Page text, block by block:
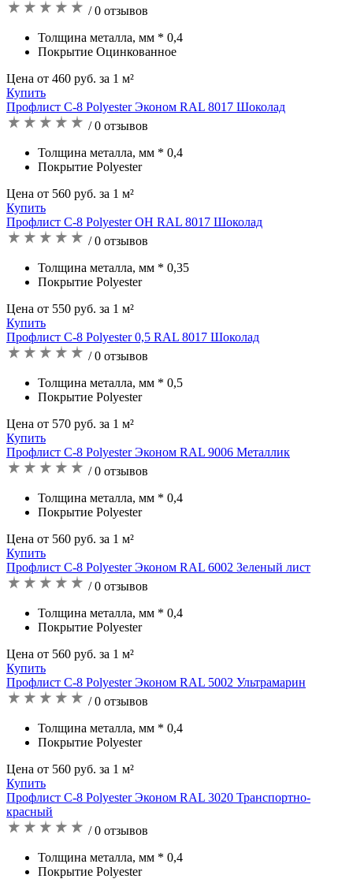
/ 0 отзывов
Толщина металла, мм * 0,4
Покрытие Оцинкованное
Цена от 460 руб. за 1 м²
Купить
Профлист С-8 Polyester Эконом RAL 8017 Шоколад
/ 0 отзывов
Толщина металла, мм * 0,4
Покрытие Polyester
Цена от 560 руб. за 1 м²
Купить
Профлист С-8 Polyester OH RAL 8017 Шоколад
/ 0 отзывов
Толщина металла, мм * 0,35
Покрытие Polyester
Цена от 550 руб. за 1 м²
Купить
Профлист С-8 Polyester 0,5 RAL 8017 Шоколад
/ 0 отзывов
Толщина металла, мм * 0,5
Покрытие Polyester
Цена от 570 руб. за 1 м²
Купить
Профлист C-8 Polyester Эконом RAL 9006 Металлик
/ 0 отзывов
Толщина металла, мм * 0,4
Покрытие Polyester
Цена от 560 руб. за 1 м²
Купить
Профлист C-8 Polyester Эконом RAL 6002 Зеленый лист
/ 0 отзывов
Толщина металла, мм * 0,4
Покрытие Polyester
Цена от 560 руб. за 1 м²
Купить
Профлист C-8 Polyester Эконом RAL 5002 Ультрамарин
/ 0 отзывов
Толщина металла, мм * 0,4
Покрытие Polyester
Цена от 560 руб. за 1 м²
Купить
Профлист C-8 Polyester Эконом RAL 3020 Транспортно-
красный
/ 0 отзывов
Толщина металла, мм * 0,4
Покрытие Polyester